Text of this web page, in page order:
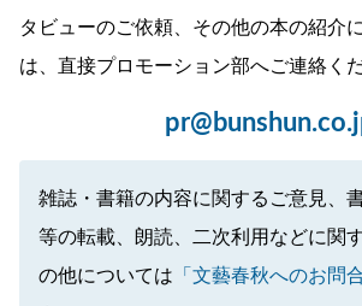
タビューのご依頼、その他の本の紹介
は、直接プロモーション部へご連絡くだ
雑誌・書籍の内容に関するご意見、
等の転載、朗読、二次利用などに関
の他については 「文藝春秋へのお問